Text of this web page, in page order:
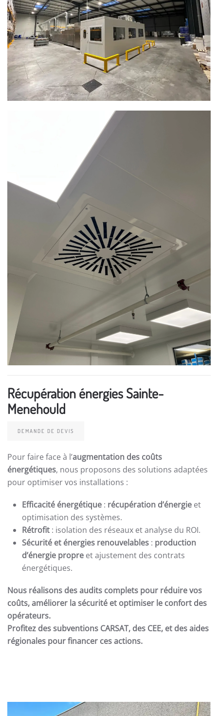
Récupération énergies Sainte-
Menehould
DEMANDE DE DEVIS
Pour faire face à l’augmentation des coûts
énergétiques, nous proposons des solutions adaptées
pour optimiser vos installations :
Efficacité énergétique : récupération d’énergie et
optimisation des systèmes.
Rétrofit : isolation des réseaux et analyse du ROI.
Sécurité et énergies renouvelables : production
d’énergie propre et ajustement des contrats
énergétiques.
Nous réalisons des audits complets pour réduire vos
coûts, améliorer la sécurité et optimiser le confort des
opérateurs.
Profitez des subventions CARSAT, des CEE, et des aides
régionales pour financer ces actions.